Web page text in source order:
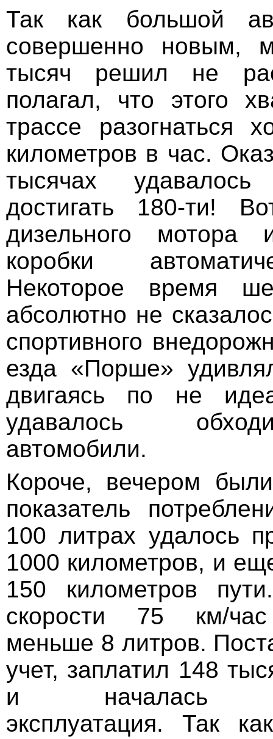
Так как большой
совершенно новым,
тысяч решил не
полагал, что этого
трассе разогнаться
километров в час.
тысячах
достигать 180-ти!
дизельного мотора
коробки
Некоторое время
абсолютно не
спортивного
езда «Порше»
двигаясь по не
удавалось
автомобили.
Короче, вечером
показатель
100 литрах удалось
1000 километров, и
150 километров
скорости 75 км/час
меньше 8 литров.
учет, заплатил 148
и началась
эксплуатация. Так